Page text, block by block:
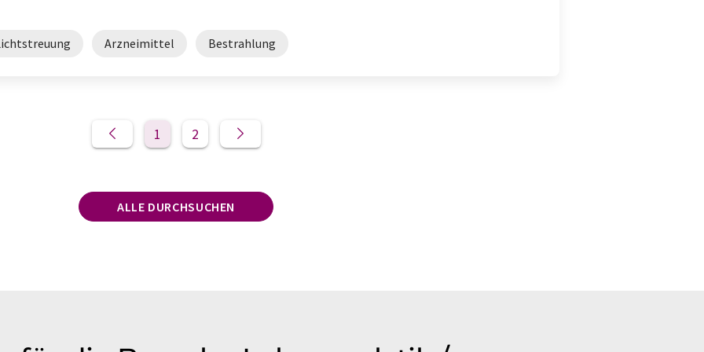
Arzneimittel Bestrahlung
1 2
ALLE DURCHSUCHEN